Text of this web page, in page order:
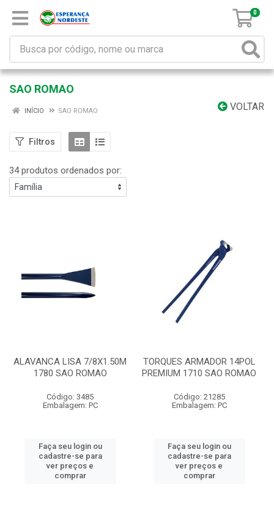
0
SAO ROMAO
VOLTAR
INÍCIO SAO ROMAO
Filtros
34 produtos ordenados por:
ALAVANCA LISA 7/8X1.50M
1780 SAO ROMAO
Código: 3485
Embalagem: PC
Faça seu login ou
cadastre-se para
ver preços e
comprar
TORQUES ARMADOR 14POL
PREMIUM 1710 SAO ROMAO
Código: 21285
Embalagem: PC
Faça seu login ou
cadastre-se para
ver preços e
comprar